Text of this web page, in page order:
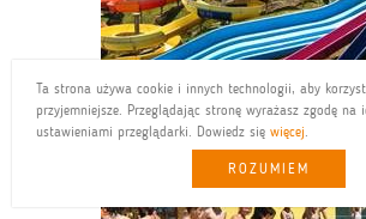
Ta strona używa cookie i innych technologii, aby
przyjemniejsze. Przeglądając stronę wyrażasz zgodę na
ustawieniami przeglądarki. Dowiedz się więcej.
ROZUMIEM